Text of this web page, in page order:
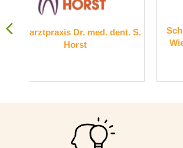
dent. S.
Schulstiftung der Erzdiözese
Wien, Campus Sacré Coeur